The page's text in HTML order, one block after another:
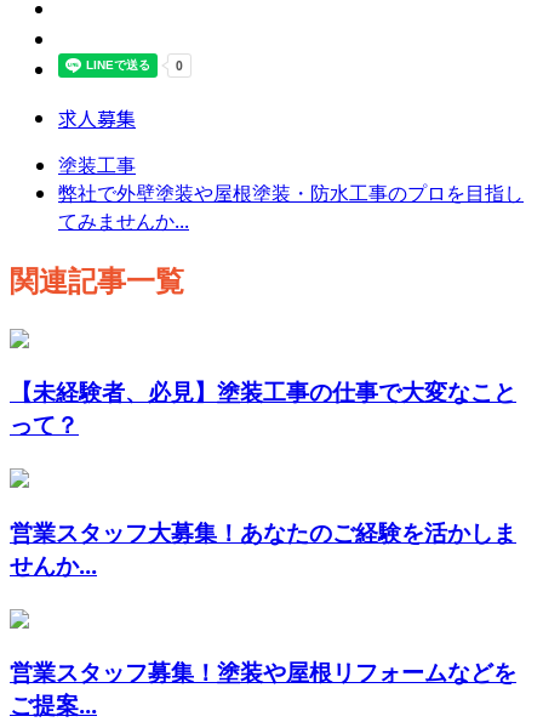
求人募集
塗装工事
弊社で外壁塗装や屋根塗装・防水工事のプロを目指し
てみませんか...
関連記事一覧
【未経験者、必見】塗装工事の仕事で大変なこと
って？
営業スタッフ大募集！あなたのご経験を活かしま
せんか...
営業スタッフ募集！塗装や屋根リフォームなどを
ご提案...